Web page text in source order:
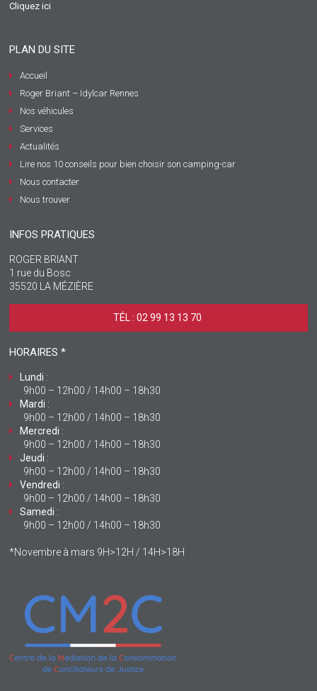
Cliquez ici
PLAN DU SITE
Accueil
Roger Briant – Idylcar Rennes
Nos véhicules
Services
Actualités
Lire nos 10 conseils pour bien choisir son camping-car
Nous contacter
Nous trouver
INFOS PRATIQUES
ROGER BRIANT
1 rue du Bosc
35520 LA MÉZIÈRE
TÉL : 02 99 13 13 70 ‎
HORAIRES *
Lundi :
9h00 – 12h00 / 14h00 – 18h30
Mardi :
9h00 – 12h00 / 14h00 – 18h30
Mercredi :
9h00 – 12h00 / 14h00 – 18h30
Jeudi :
9h00 – 12h00 / 14h00 – 18h30
Vendredi :
9h00 – 12h00 / 14h00 – 18h30
Samedi :
9h00 – 12h00 / 14h00 – 18h30
*Novembre à mars 9H>12H / 14H>18H